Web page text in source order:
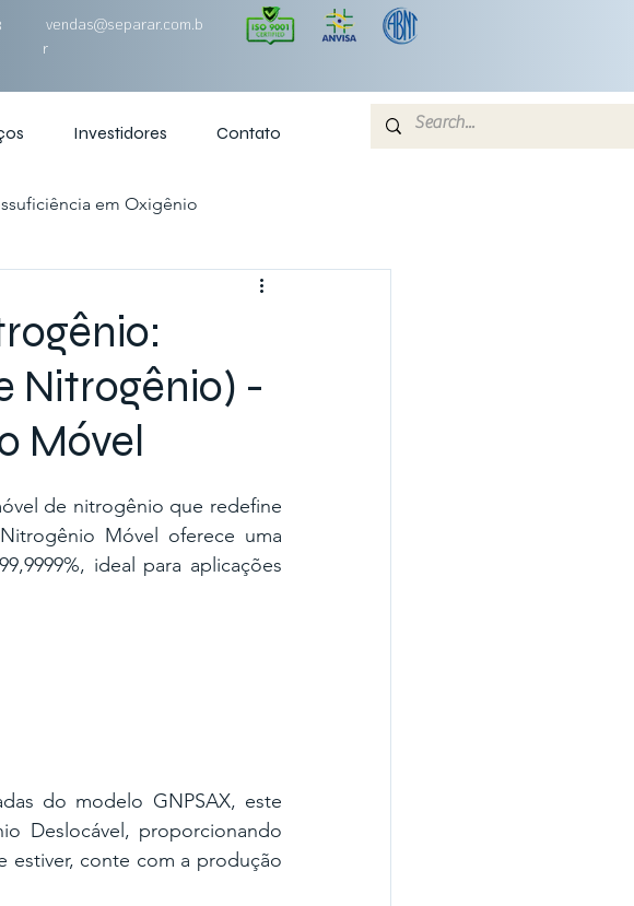
vendas@separar.com.b
r
Investidores Contato
em Oxigênio
Nitrogênio) -
Móvel
de nitrogênio que redefine
Móvel oferece uma
ideal para aplicações
do modelo GNPSAX, este
Deslocável, proporcionando
estiver, conte com a produção